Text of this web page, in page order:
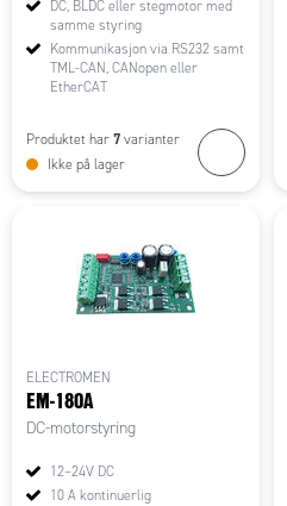
DC, BLDC eller stegmotor med
samme styring
Kommunikasjon via RS232 samt
TML-CAN, CANopen eller
EtherCAT
Produktet har 7 varianter
Ikke på lager
ELECTROMEN
EM-180A
DC-motorstyring
12–24V DC
10 A kontinuerlig